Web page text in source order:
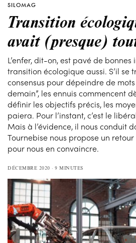
SILOMAG
Transition
avait (presque)
L’enfer, dit-on, est pavé de bonnes
transition écologique aussi. S’il se
consensus pour dépeindre de
demain”, les ennuis commencent
définir les objectifs précis, les
paiera. Pour l’instant, c’est le
Mais à l’évidence, il nous conduit
Tournebise nous propose un
pour nous en convaincre.
DÉCEMBRE 2020 9 MINUTES